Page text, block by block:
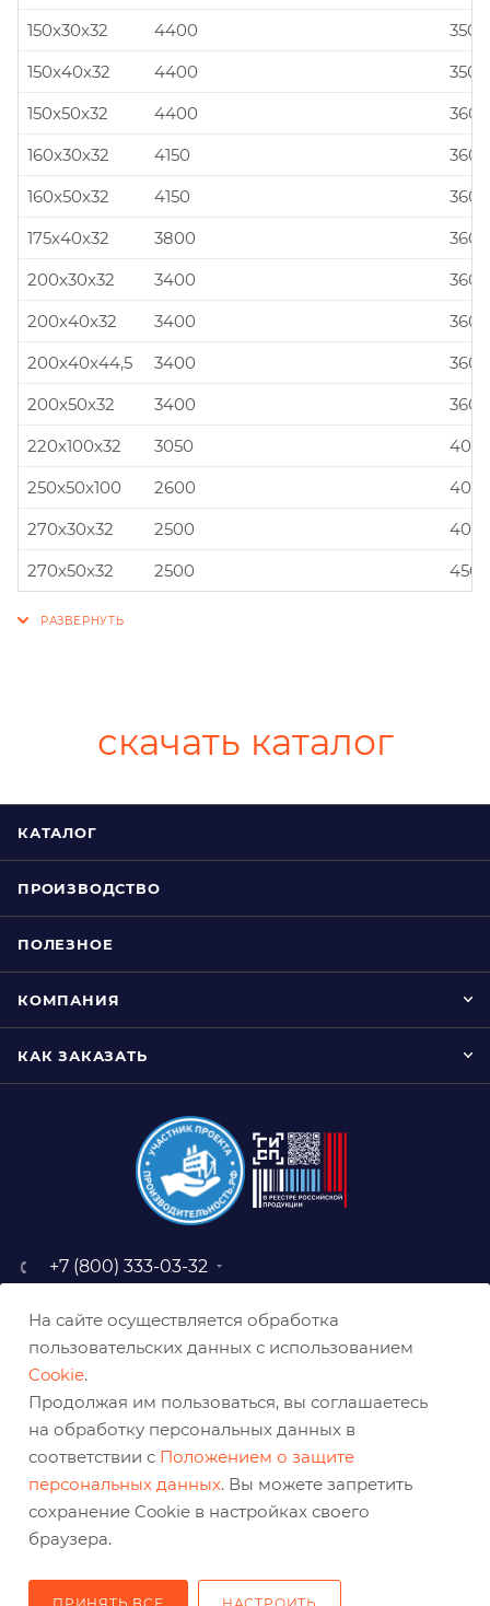
150x30x32
4400
150x40x32
4400
150x50x32
4400
160x30x32
4150
160x50x32
4150
175x40x32
3800
200x30x32
3400
200x40x32
3400
200x40x44,5
3400
200x50x32
3400
220x100x32
3050
250x50x100
2600
270x30x32
2500
270x50x32
2500
скачать каталог
КАТАЛОГ
ПРОИЗВОДСТВО
ПОЛЕЗНОЕ
КОМПАНИЯ
КАК ЗАКАЗАТЬ
+7 (800) 333-03-32
baz@belabraziv.ru
308009, Россия, г. Белгород,
На сайте осуществляется обработка
пользовательских данных с использованием
Cookie.
Продолжая им пользоваться, вы соглашаетесь
на обработку персональных данных в
соответствии с Положением о защите
персональных данных. Вы можете запретить
сохранение Cookie в настройках своего
браузера.